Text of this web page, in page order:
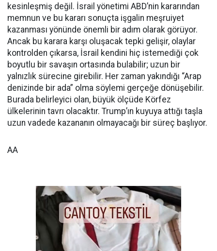
kesinleşmiş değil. İsrail yönetimi ABD’nin kararından
memnun ve bu kararı sonuçta işgalin meşruiyet
kazanması yönünde önemli bir adım olarak görüyor.
Ancak bu karara karşı oluşacak tepki gelişir, olaylar
kontrolden çıkarsa, İsrail kendini hiç istemediği çok
boyutlu bir savaşın ortasında bulabilir; uzun bir
yalnızlık sürecine girebilir. Her zaman yakındığı “Arap
denizinde bir ada” olma söylemi gerçeğe dönüşebilir.
Burada belirleyici olan, büyük ölçüde Körfez
ülkelerinin tavrı olacaktır. Trump’ın kuyuya attığı taşla
uzun vadede kazananın olmayacağı bir süreç başlıyor.
AA